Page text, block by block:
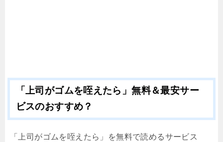
「上司がゴムを咥えたら」無料＆最安サー
ビスのおすすめ？
「上司がゴムを咥えたら」を無料で読めるサービス